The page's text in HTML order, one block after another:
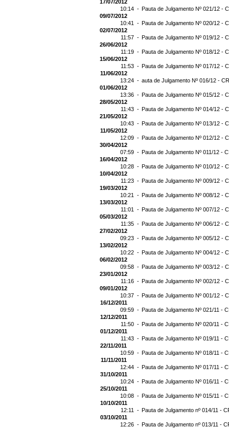
17/07/2012
10:14 - Pauta de Julgamento Nº 021/12 -
09/07/2012
10:41 - Pauta de Julgamento Nº 020/12 -
02/07/2012
11:57 - Pauta de Julgamento Nº 019/12 -
26/06/2012
11:19 - Pauta de Julgamento Nº 018/12 -
15/06/2012
11:53 - Pauta de Julgamento Nº 017/12 -
11/06/2012
13:24 - auta de Julgamento Nº 016/12 -
01/06/2012
13:36 - Pauta de Julgamento Nº 015/12 -
28/05/2012
11:43 - Pauta de Julgamento Nº 014/12 -
21/05/2012
10:43 - Pauta de Julgamento Nº 013/12 -
11/05/2012
12:09 - Pauta de Julgamento Nº 012/12 -
30/04/2012
07:59 - Pauta de Julgamento Nº 011/12 -
16/04/2012
10:28 - Pauta de Julgamento Nº 010/12 -
10/04/2012
11:23 - Pauta de Julgamento Nº 009/12 -
19/03/2012
10:21 - Pauta de Julgamento Nº 008/12 -
13/03/2012
11:01 - Pauta de Julgamento Nº 007/12 -
05/03/2012
11:35 - Pauta de Julgamento Nº 006/12 -
27/02/2012
09:23 - Pauta de Julgamento Nº 005/12 -
13/02/2012
10:22 - Pauta de Julgamento Nº 004/12 -
06/02/2012
09:58 - Pauta de Julgamento Nº 003/12 -
23/01/2012
11:16 - Pauta de Julgamento Nº 002/12 -
09/01/2012
10:37 - Pauta de Julgamento Nº 001/12 -
16/12/2011
09:59 - Pauta de Julgamento Nº 021/11 -
12/12/2011
11:50 - Pauta de Julgamento Nº 020/11 -
01/12/2011
11:43 - Pauta de Julgamento Nº 019/11 -
22/11/2011
10:59 - Pauta de Julgamento Nº 018/11 -
11/11/2011
12:44 - Pauta de Julgamento Nº 017/11 -
31/10/2011
10:24 - Pauta de Julgamento Nº 016/11 -
25/10/2011
10:08 - Pauta de Julgamento Nº 015/11 -
10/10/2011
12:11 - Pauta de Julgamento nº 014/11 -
03/10/2011
12:26 - Pauta de Julgamento nº 013/11 -